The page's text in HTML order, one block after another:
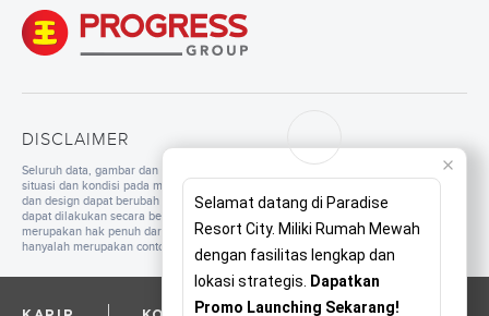
DISCLAIMER
Seluruh data, gambar dan tulisan yang tercantum di dalam website merupakan
situasi dan kondisi pada masa persiapan. Untuk pengembangan mutu, spesifikasi
dan design dapat berubah sewaktu-waktu tanpa pemberitahuan. Pembangunan
dapat dilakukan secara bertahap sesuai dengan tahapan dan perencanaan yang
merupakan hak penuh dari pengembang. Seluruh ilustrasi/foto yang ditampilkan
hanyalah merupakan contoh dan bukan merupakan bagian dari perjanjian jual beli.
Selamat datang di Paradise
Resort City. Miliki Rumah Mewah
dengan fasilitas lengkap dan
lokasi strategis.
Dapatkan
Promo Launching Sekarang!